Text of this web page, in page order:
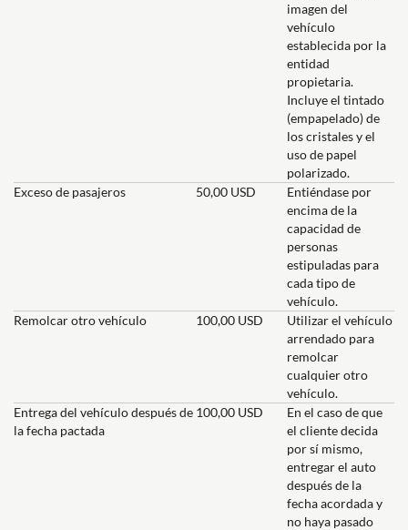
imagen del
vehículo
establecida por la
entidad
propietaria.
Incluye el tintado
(empapelado) de
los cristales y el
uso de papel
polarizado.
Exceso de pasajeros
50,00 USD
Entiéndase por
encima de la
capacidad de
personas
estipuladas para
cada tipo de
vehículo.
Remolcar otro vehículo
100,00 USD
Utilizar el vehículo
arrendado para
remolcar
cualquier otro
vehículo.
Entrega del vehículo después de
la fecha pactada
100,00 USD
En el caso de que
el cliente decida
por sí mismo,
entregar el auto
después de la
fecha acordada y
no haya pasado